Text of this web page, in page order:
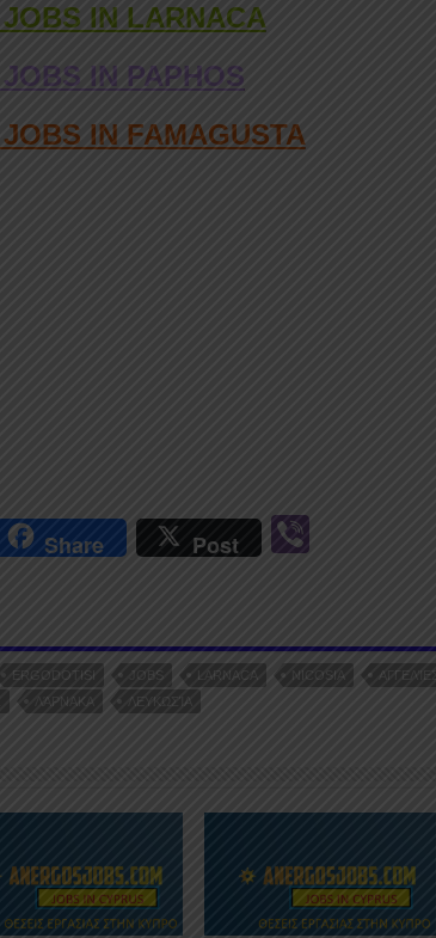
IN LARNACA
IN PAPHOS
IN FAMAGUSTA
Share Post
ERGODOTISI JOBS LARNACA NICOSIA
ΑΓΓΕΛΊΕΣ
ΛΆΡΝΑΚΑ ΛΕΥΚΩΣΊΑ